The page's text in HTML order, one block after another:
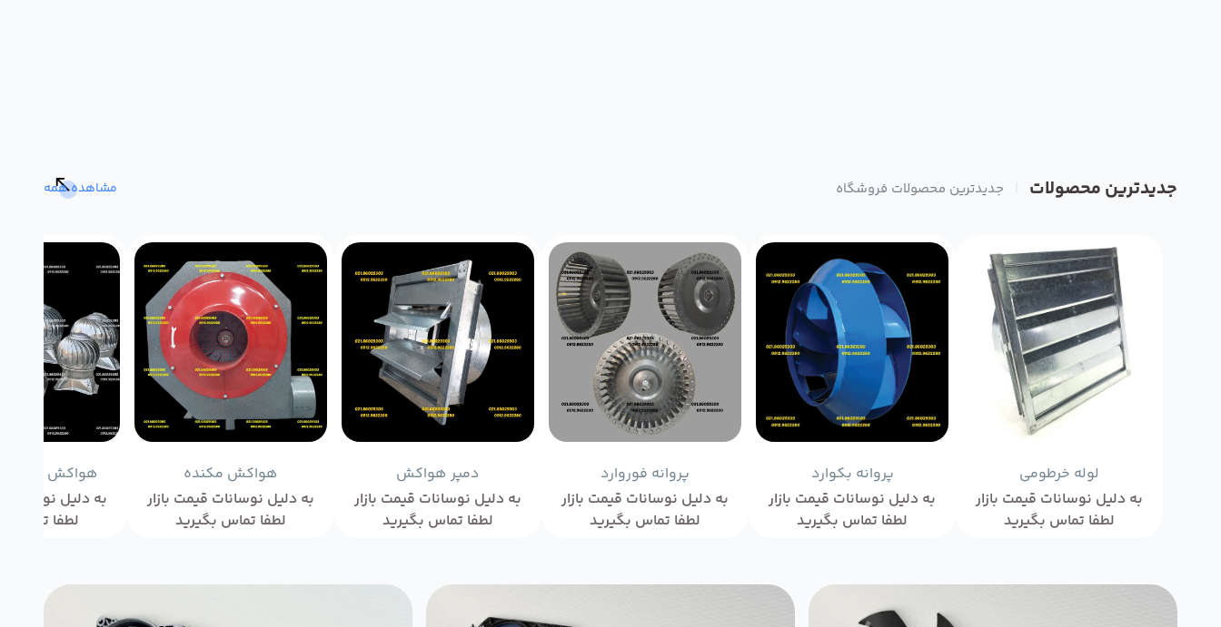
جدید‌ترین محصولات جدید‌ترین محصولات فروشگاه مشاهده همه
لوله خرطومی
به دلیل نوسانات قیمت بازار
لطفا تماس بگیرید
پروانه بکوارد
به دلیل نوسانات قیمت بازار
لطفا تماس بگیرید
پروانه فوروارد
به دلیل نوسانات قیمت بازار
لطفا تماس بگیرید
دمپر هواکش
به دلیل نوسانات قیمت بازار
لطفا تماس بگیرید
هواکش مکنده
به دلیل نوسانات قیمت بازار
لطفا تماس بگیرید
هواکش
به دلیل نوسانات
لطفا تماس